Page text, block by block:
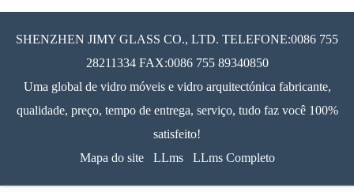
SHENZHEN JIMY GLASS CO., LTD. TELEFONE:0086 755
28211334 FAX:0086 755 89340850
Uma global de vidro móveis e vidro arquitectónica fabricante,
qualidade, preço, tempo de entrega, serviço, tudo faz você 100%
satisfeito!
Mapa do site
LLms LLms Completo